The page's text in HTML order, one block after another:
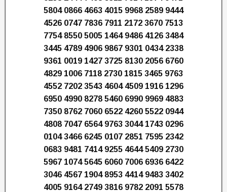
5804 0866 4663 4015 9968 2589 9444
4526 0747 7836 7911 2172 3670 7513
7754 8550 5005 1464 9486 4126 3484
3445 4789 4906 9867 9301 0434 2338
9361 0019 1427 3725 8130 2056 6760
4829 1006 7118 2730 1815 3465 9763
4552 7202 3543 4604 4509 1916 1296
6950 4990 8278 5460 6990 9969 4883
7350 8762 7060 6522 4260 5522 0944
4808 7047 6564 9763 3044 1743 0296
0104 3466 6245 0107 2851 7595 2342
0683 9481 7414 9255 4644 5409 2730
5967 1074 5645 6060 7006 6936 6422
3046 4567 1904 8953 4414 9483 3402
4005 9164 2749 3816 9782 2091 5578